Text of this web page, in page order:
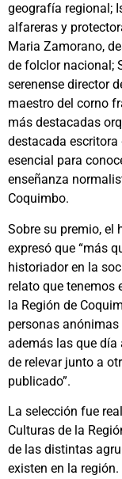
geografía regional;
alfareras y
Maria Zamorano,
de folclor nacional;
serenense director
maestro del corno
más destacadas
destacada
esencial para
enseñanza
Coquimbo.
Sobre su premio, el
expresó que “más
historiador en la
relato que tenemos
la Región de
personas
además las que día
de relevar junto a
publicado”.
La selección fue
Culturas de la
de las distintas
existen en la